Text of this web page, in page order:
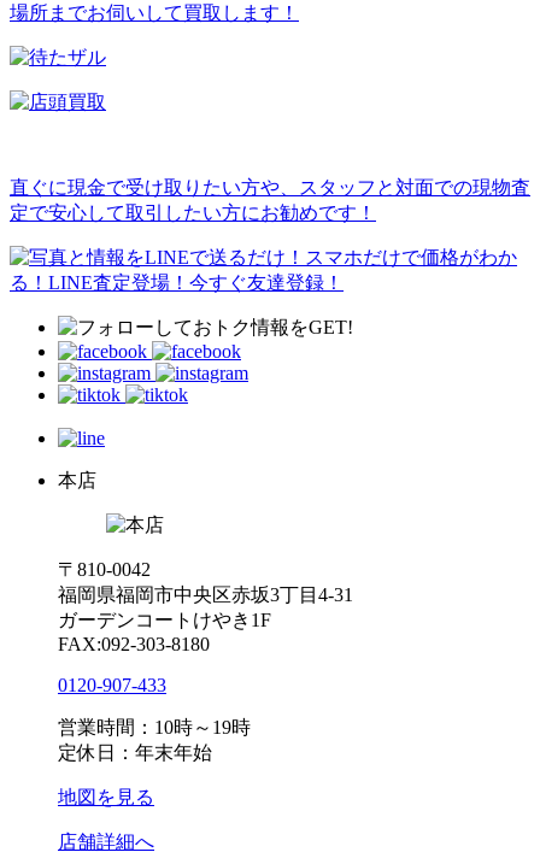
場所までお伺いして買取します！
直ぐに現金で受け取りたい方や、スタッフと対面での現物査
定で安心して取引したい方にお勧めです！
本店
〒810-0042
福岡県福岡市中央区赤坂3丁目4-31
ガーデンコートけやき1F
FAX:092-303-8180
0120-907-433
営業時間：10時～19時
定休日：年末年始
地図を見る
店舗詳細へ